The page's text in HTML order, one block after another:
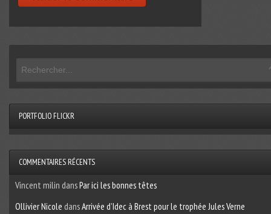
PORTFOLIO FLICKR
COMMENTAIRES RÉCENTS
Vincent milin dansPar ici les bonnes têtes
Ollivier Nicole dansArrivée d’Idec à Brest pour le trophée Jules Verne